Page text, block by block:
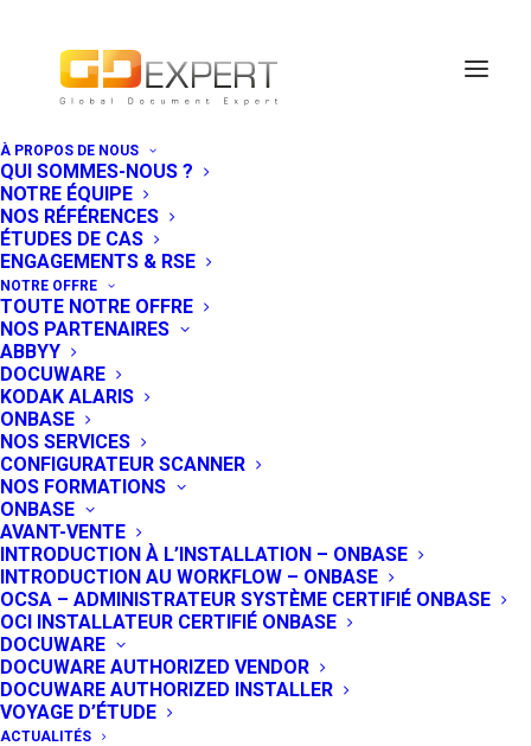
À PROPOS DE NOUS
QUI SOMMES-NOUS ?
NOTRE ÉQUIPE
NOS RÉFÉRENCES
ÉTUDES DE CAS
ENGAGEMENTS & RSE
NOTRE OFFRE
TOUTE NOTRE OFFRE
NOS PARTENAIRES
ABBYY
DOCUWARE
KODAK ALARIS
ONBASE
NOS SERVICES
CONFIGURATEUR SCANNER
NOS FORMATIONS
ONBASE
AVANT-VENTE
INTRODUCTION À L’INSTALLATION – ONBASE
INTRODUCTION AU WORKFLOW – ONBASE
OCSA – ADMINISTRATEUR SYSTÈME CERTIFIÉ ONBASE
OCI INSTALLATEUR CERTIFIÉ ONBASE
DOCUWARE
DOCUWARE AUTHORIZED VENDOR
DOCUWARE AUTHORIZED INSTALLER
VOYAGE D’ÉTUDE
ACTUALITÉS
Atteignez l’excellence
grâce à ABBYY, leader
du marché de
l’automatisation
intelligente
24 FÉVRIER 2023
DÉMATÉRIALISATION